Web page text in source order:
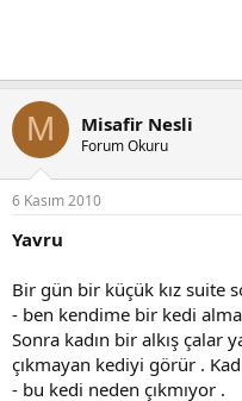
M Misafir Nesli
Forum Okuru
6 Kasım 2010
Yavru
Bir gün bir küçük kız suite
- ben kendime bir kedi
Sonra kadın bir alkış çalar
çıkmayan kediyi görür .
- bu kedi neden çıkmıyor .